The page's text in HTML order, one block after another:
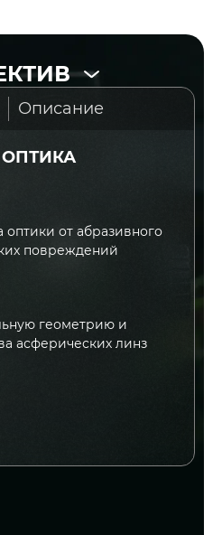
Описание
от абразивного
повреждений
геометрию и
асферических линз